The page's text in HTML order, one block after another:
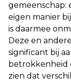
gemeenschap:
eigen manier
is daarmee
Deze en
significant bij
betrokkenheid
zien dat